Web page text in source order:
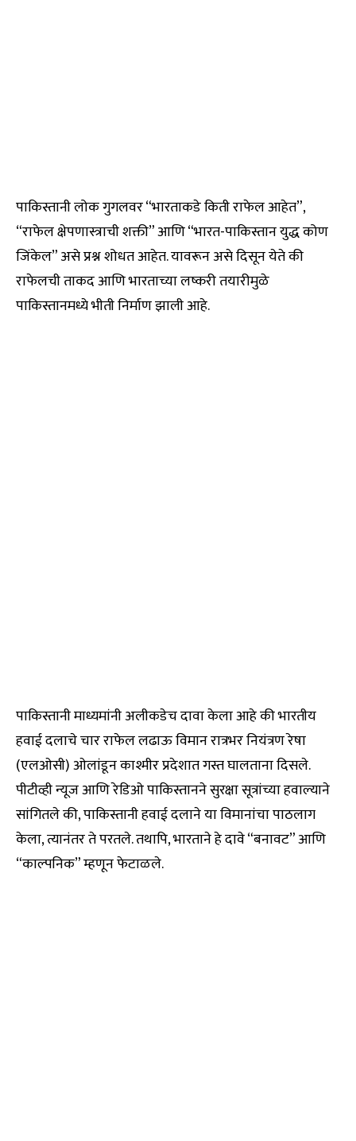
पाकिस्तानी लोक गुगलवर “भारताकडे किती राफेल आहेत”,
“राफेल क्षेपणास्त्राची शक्ती” आणि “भारत-पाकिस्तान युद्ध कोण
जिंकेल” असे प्रश्न शोधत आहेत. यावरून असे दिसून येते की
राफेलची ताकद आणि भारताच्या लष्करी तयारीमुळे
पाकिस्तानमध्ये भीती निर्माण झाली आहे.
पाकिस्तानी माध्यमांनी अलीकडेच दावा केला आहे की भारतीय
हवाई दलाचे चार राफेल लढाऊ विमान रात्रभर नियंत्रण रेषा
(एलओसी) ओलांडून काश्मीर प्रदेशात गस्त घालताना दिसले.
पीटीव्ही न्यूज आणि रेडिओ पाकिस्तानने सुरक्षा सूत्रांच्या हवाल्याने
सांगितले की, पाकिस्तानी हवाई दलाने या विमानांचा पाठलाग
केला, त्यानंतर ते परतले. तथापि, भारताने हे दावे “बनावट” आणि
“काल्पनिक” म्हणून फेटाळले.